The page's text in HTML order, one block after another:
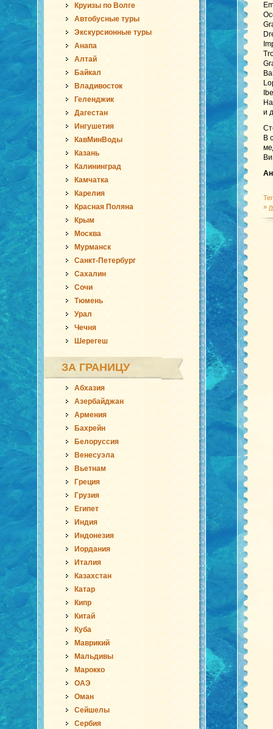
Круизы по Волге
Автобусные туры
Экскурсионные туры
Анапа
Алтай
Байкал
Владивосток
Геленджик
Дагестан
Ингушетия
КавМинВоды
Казань
Калининград
Камчатка
Карелия
Красная Поляна
Крым
Москва
Мурманск
Санкт-Петербург
Сахалин
Сочи
Тюмень
Урал
Чечня
Шерегеш
ЗА ГРАНИЦУ
Абхазия
Азербайджан
Армения
Бахрейн
Белоруссия
Венесуэла
Вьетнам
Греция
Грузия
Египет
Индия
Индонезия
Иордания
Италия
Казахстан
Катар
Кипр
Китай
Куба
Маврикий
Мальдивы
Марокко
ОАЭ
Оман
Сейшелы
Сербия
и
В
»